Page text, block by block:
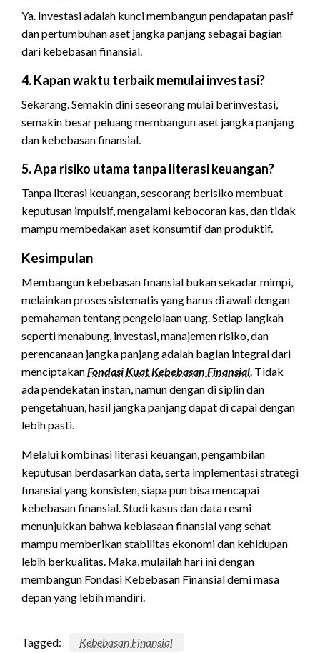
Ya. Investasi adalah kunci membangun pendapatan pasif
dan pertumbuhan aset jangka panjang sebagai bagian
dari kebebasan finansial.
4. Kapan waktu terbaik memulai investasi?
Sekarang. Semakin dini seseorang mulai berinvestasi,
semakin besar peluang membangun aset jangka panjang
dan kebebasan finansial.
5. Apa risiko utama tanpa literasi keuangan?
Tanpa literasi keuangan, seseorang berisiko membuat
keputusan impulsif, mengalami kebocoran kas, dan tidak
mampu membedakan aset konsumtif dan produktif.
Kesimpulan
Membangun kebebasan finansial bukan sekadar mimpi,
melainkan proses sistematis yang harus di awali dengan
pemahaman tentang pengelolaan uang. Setiap langkah
seperti menabung, investasi, manajemen risiko, dan
perencanaan jangka panjang adalah bagian integral dari
menciptakanFondasi Kuat Kebebasan Finansial . Tidak
ada pendekatan instan, namun dengan di siplin dan
pengetahuan, hasil jangka panjang dapat di capai dengan
lebih pasti.
Melalui kombinasi literasi keuangan, pengambilan
keputusan berdasarkan data, serta implementasi strategi
finansial yang konsisten, siapa pun bisa mencapai
kebebasan finansial. Studi kasus dan data resmi
menunjukkan bahwa kebiasaan finansial yang sehat
mampu memberikan stabilitas ekonomi dan kehidupan
lebih berkualitas. Maka, mulailah hari ini dengan
membangun Fondasi Kebebasan Finansial demi masa
depan yang lebih mandiri.
Tagged: Kebebasan Finansial